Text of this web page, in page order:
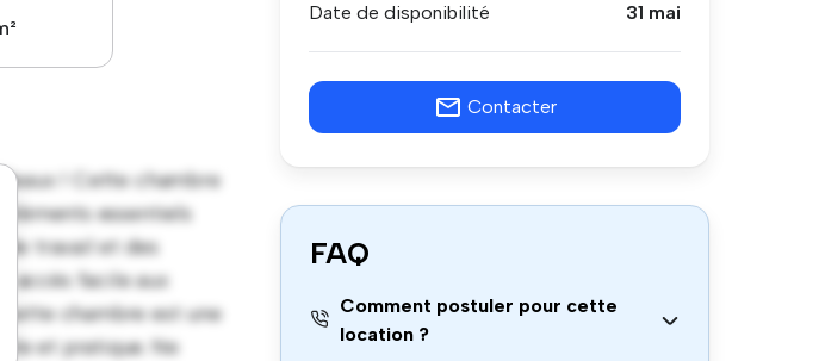
! Cette chambre
essentiels
travail et des
accès facile aux
chambre est une
et pratique. Ne
Date de disponibilité 31 mai
Contacter
FAQ
Comment postuler pour cette
location ?